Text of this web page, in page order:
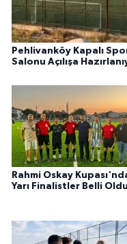
Pehlivanköy Kapalı
Salonu Açılışa
Rahmi Oskay
Yarı Finalistler Belli Oldu